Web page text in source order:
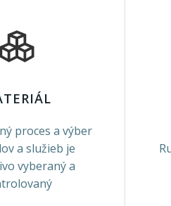
proces a výber
a služieb je
vyberaný a